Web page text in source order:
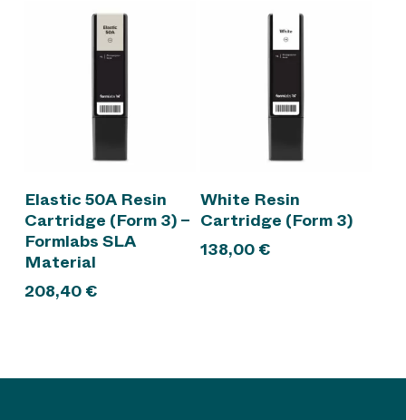
In den Warenkorb
Elastic 50A Resin
Cartridge (Form 3) –
Formlabs SLA
Material
208,40€
In den Warenkorb
White Resin
Cartridge (Form 3)
138,00€